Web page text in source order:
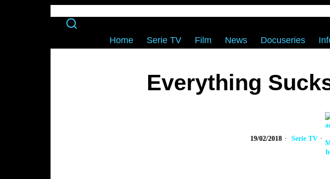
Home Serie TV Film News Docuseries
Everything
19/02/2018 Serie TV